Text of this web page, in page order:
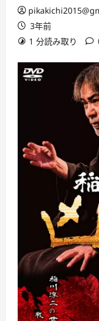
3年前
1 分読み取り